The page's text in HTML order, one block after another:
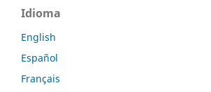
Idioma
English
Español
Français